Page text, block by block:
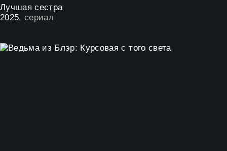
Лучшая сестра
2025, сериал